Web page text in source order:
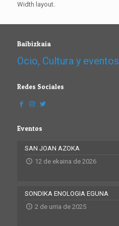
Width layout.
Baibizkaia
Ocio, Cultura y eventos
Redes Sociales
Eventos
SAN JOAN AZOKA
12 de ekaina de 2026
SONDIKA ENOLOGIA EGUNA
2 de urria de 2025